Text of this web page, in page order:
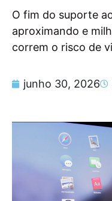
O fim do suporte
aproximando e
correm o risco de
junho 30, 2026